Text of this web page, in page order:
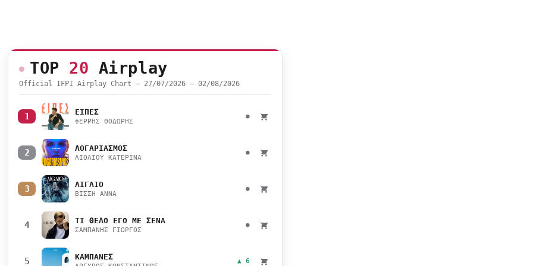
TOP 20 Airplay
Official IFPI Airplay Chart — 27/07/2026 – 02/08/2026
1 ΕΙΠΕΣ
ΦΕΡΡΗΣ ΘΟΔΩΡΗΣ
●
2 ΛΟΓΑΡΙΑΣΜΟΣ
ΛΙΟΛΙΟΥ ΚΑΤΕΡΙΝΑ
●
3 ΑΙΓΑΙΟ
ΒΙΣΣΗ ΑΝΝΑ
●
4 ΤΙ ΘΕΛΩ ΕΓΩ ΜΕ ΣΕΝΑ
ΣΑΜΠΑΝΗΣ ΓΙΩΡΓΟΣ
●
5 ΚΑΜΠΑΝΕΣ ▲ 6